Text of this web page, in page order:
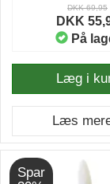
DKK 69,95
DKK
På
Læg i
Læs
Spar